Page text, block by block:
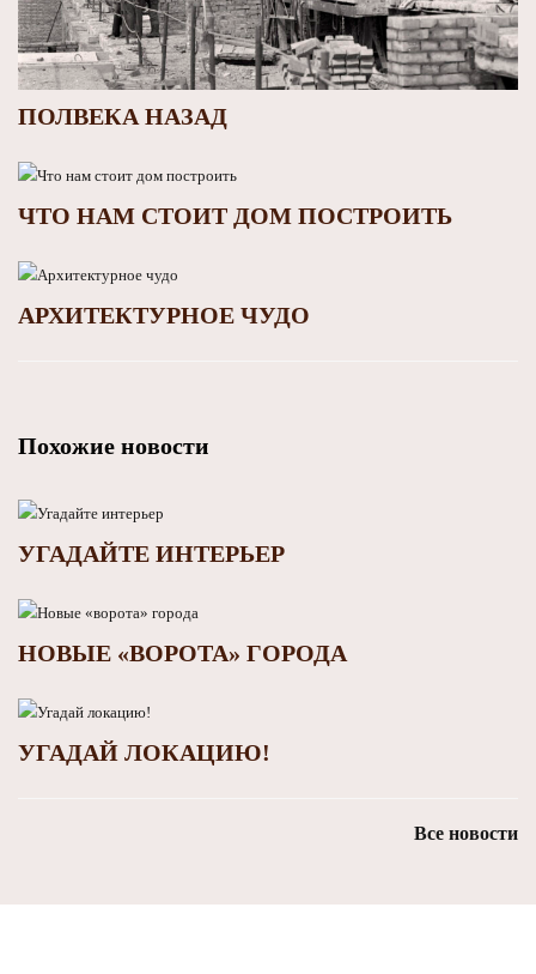
ПОЛВЕКА НАЗАД
ЧТО НАМ СТОИТ ДОМ ПОСТРОИТЬ
АРХИТЕКТУРНОЕ ЧУДО
Похожие новости
УГАДАЙТЕ ИНТЕРЬЕР
НОВЫЕ «ВОРОТА» ГОРОДА
УГАДАЙ ЛОКАЦИЮ!
Все новости